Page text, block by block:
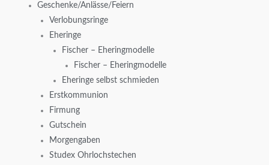
Geschenke/Anlässe/Feiern
Verlobungsringe
Eheringe
Fischer – Eheringmodelle
Fischer – Eheringmodelle
Eheringe selbst schmieden
Erstkommunion
Firmung
Gutschein
Morgengaben
Studex Ohrlochstechen